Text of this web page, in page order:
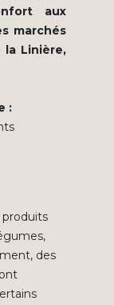
aux
marchés
la Linière,
:
des